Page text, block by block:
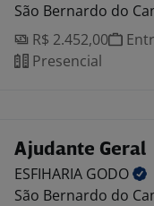
São Bernardo do
R$ 2.452,00
Presencial
Ajudante Geral
ESFIHARIA GODO
São Bernardo do